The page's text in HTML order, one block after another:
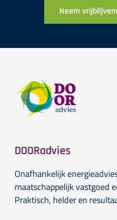
Neem
DOORadvies
Onafhankelijk
maatschappelijk vastgoed
Praktisch, helder en